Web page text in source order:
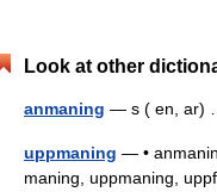
Look at other
anmaning — s ( en,
uppmaning — •
maning, uppmaning,